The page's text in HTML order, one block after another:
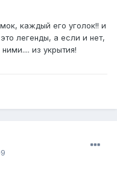
каждый его уголок!! и
легенды, а если и нет,
из укрытия!